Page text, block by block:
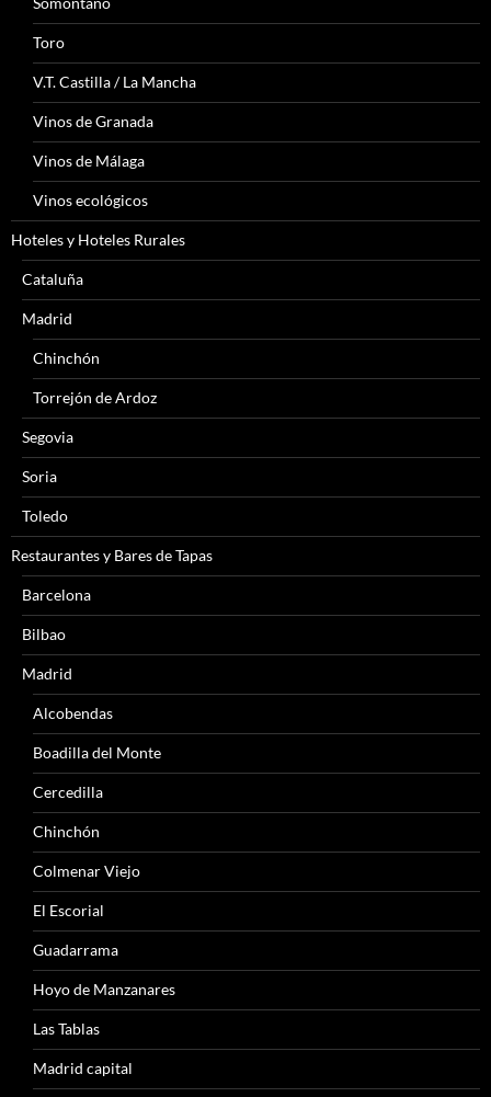
Toro
V.T. Castilla / La Mancha
Vinos de Granada
Vinos de Málaga
Vinos ecológicos
Hoteles y Hoteles Rurales
Cataluña
Madrid
Chinchón
Torrejón de Ardoz
Segovia
Soria
Toledo
Restaurantes y Bares de Tapas
Barcelona
Bilbao
Madrid
Alcobendas
Boadilla del Monte
Cercedilla
Chinchón
Colmenar Viejo
El Escorial
Guadarrama
Hoyo de Manzanares
Las Tablas
Madrid capital